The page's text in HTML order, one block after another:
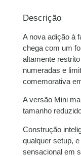
juros
3x deR$
juros
4x deR$
juros
5x deR$
6x deR$
Descrição
A nova adição à
chega com um
altamente
numeradas e
comemorativa
A versão Mini
tamanho
Construção
qualquer setup,
sensacional em